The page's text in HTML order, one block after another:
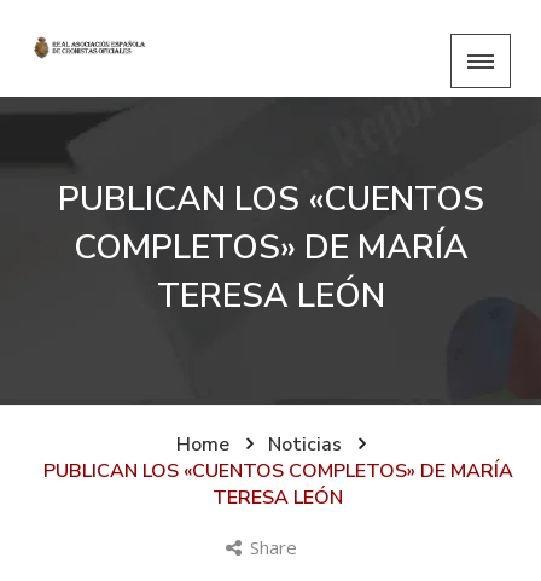
PUBLICAN LOS «CUENTOS
COMPLETOS» DE MARÍA
TERESA LEÓN
Home
Noticias
PUBLICAN LOS «CUENTOS COMPLETOS» DE MARÍA
TERESA LEÓN
Share